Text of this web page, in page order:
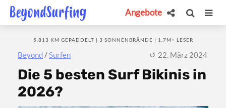
Angebote
Beyond /Surfen
5.813 KM GEPADDELT | 3 SONNENBRÄNDE | 1,7M+ LESER
22. März 2024
Die 5 besten Surf Bikinis in
2026?